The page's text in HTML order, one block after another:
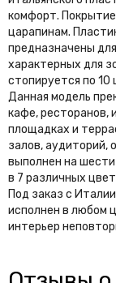
комфорт. Покрытие
царапинам.
предназначены
характерных для
стопируется по 10
Данная модель
кафе, ресторанов,
площадках и
залов, аудиторий,
выполнен на шести
в 7 различных
Под заказ с
исполнен в любом
интерьер